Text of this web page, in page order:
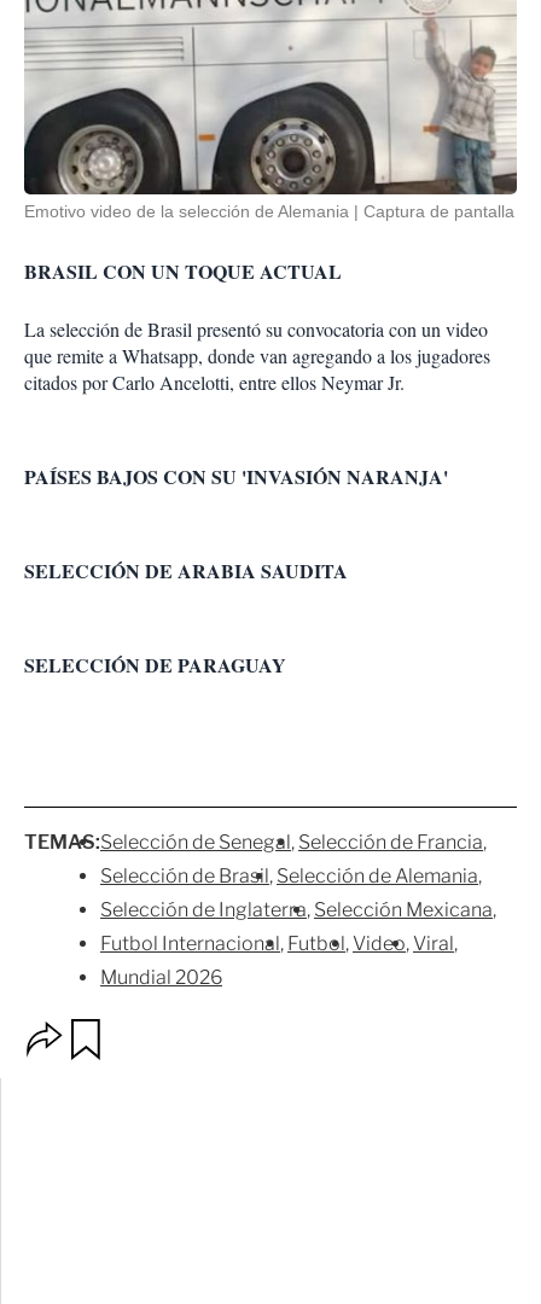
Emotivo video de la selección de Alemania Captura de pantalla
BRASIL CON UN TOQUE ACTUAL
La selección de Brasil presentó su convocatoria con un video
que remite a Whatsapp, donde van agregando a los jugadores
citados por Carlo Ancelotti, entre ellos Neymar Jr.
PAÍSES BAJOS CON SU 'INVASIÓN NARANJA'
SELECCIÓN DE ARABIA SAUDITA
SELECCIÓN DE PARAGUAY
TEMAS:Selección de Senegal Selección de Francia
Selección de Brasil Selección de Alemania
Selección de Inglaterra Selección Mexicana
Futbol Internacional Futbol Video Viral
Mundial 2026
p